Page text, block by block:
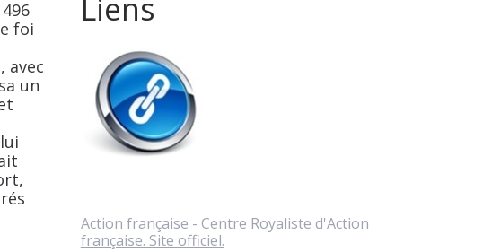
foi
avec
un
Liens
Action française - Centre Royaliste d'Action
française. Site officiel.